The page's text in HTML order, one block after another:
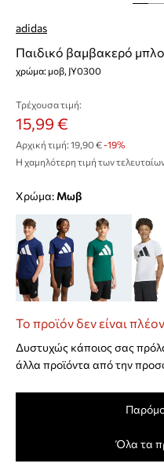
adidas
Παιδικό βαμβακερό
χρώμα: μοβ, JY0300
Τρέχουσα τιμή:
15,99 €
Αρχική τιμή: 19,90 €-19%
Η χαμηλότερη τιμή των
Χρώμα: μωβ
Το προϊόν δεν είναι
Δυστυχώς κάποιος σας
άλλα προϊόντα από την
Όλα τα